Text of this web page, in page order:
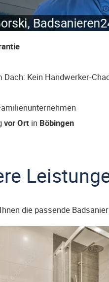
Kein Handwerker-
vor Ort in Böbingen
die passende